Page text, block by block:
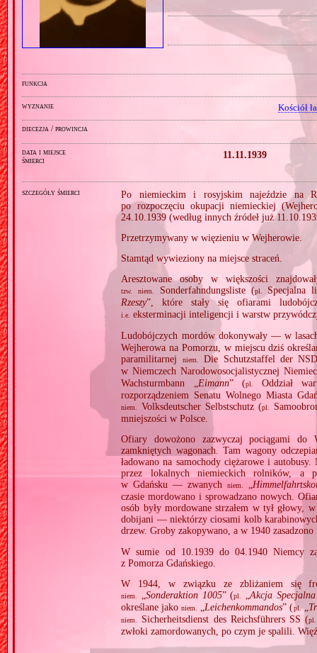
funkcja
wyznanie Kościół
diecezja / prowincja
data i miejsce
śmierci
11.11.1939
szczegóły śmierci
Po niemieckim i rosyjskim najeździe na
po rozpoczęciu okupacji niemieckiej
24.10.1939 (według innych źródeł już
Przetrzymywany w więzieniu w Wejherowie.
Stamtąd wywieziony na miejsce straceń.
Aresztowane osoby w większości
tzw. niem. Sonderfahndungsliste (pl.
Specjalna
Rzeszy”, które stały się ofiarami
i.e. eksterminacji inteligencji i warstw
Ludobójczych mordów dokonywały — w
Wejherowa na Pomorzu, w miejscu dziś
paramilitarnej
niem.
Die Schutzstaffel der
w Niemczech Narodowosocjalistycznej
Wachsturmbann „Eimann” (pl.
Oddział
rozporządzeniem Senatu Wolnego Miasta
niem. Volksdeutscher Selbstschutz (pl.
mniejszości w Polsce.
Ofiary dowożono zazwyczaj pociągami do
zamkniętych wagonach. Tam wagony
ładowano na samochody ciężarowe i
przez lokalnych niemieckich rolników, a
w Gdańsku — zwanych
niem. „
czasie mordowano i sprowadzano nowych.
osób były mordowane strzałem w tył
dobijani — niektórzy ciosami kolb
drzew. Groby zakopywano, a w 1940
W sumie od 10.1939 do 04.1940 Niemcy
z Pomorza Gdańskiego.
W 1944, w związku ze zbliżaniem się
niem. „Sonderaktion 1005” (pl.
Akcja
określane jakoniem. Leichenkommandos” (pl.„
niem. Sicherheitsdienst des Reichsführers SS (pl.
zwłoki zamordowanych, po czym je spalili.